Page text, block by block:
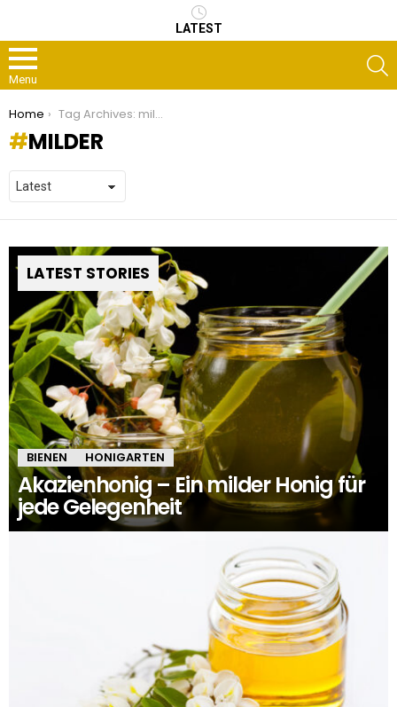
LATEST
Menu
You are here:
Home Tag Archives: milder
MILDER
LATEST STORIES
BIENEN HONIGARTEN
Akazienhonig – Ein milder Honig für
jede Gelegenheit